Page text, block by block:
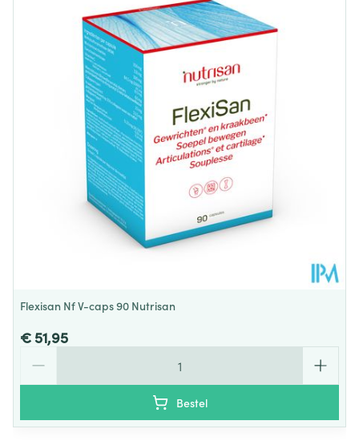
43 mm
Kamertemperatuur (15°C - 25°C)
Flexisan Nf V-caps 90 Nutrisan
€ 51,95
Bestel